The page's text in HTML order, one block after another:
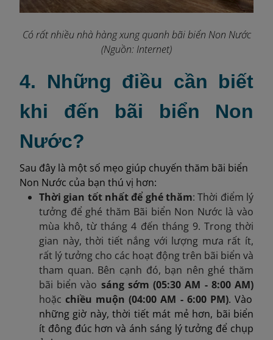
Có rất nhiều nhà hàng xung quanh bãi biển Non Nước
(Nguồn: Internet)
4. Những điều cần biết
khi đến bãi biển Non
Nước?
Sau đây là một số mẹo giúp chuyến thăm bãi biển
Non Nước của bạn thú vị hơn:
Thời gian tốt nhất để ghé thăm: Thời điểm lý
tưởng để ghé thăm Bãi biển Non Nước là vào
mùa khô, từ tháng 4 đến tháng 9. Trong thời
gian này, thời tiết nắng với lượng mưa rất ít,
rất lý tưởng cho các hoạt động trên bãi biển và
tham quan.​ Bên cạnh đó, bạn nên ghé thăm
bãi biển vào sáng sớm (05:30 AM - 8:00 AM)
hoặcchiều muộn (04:00 AM - 6:00 PM). Vào
những giờ này, thời tiết mát mẻ hơn, bãi biển
ít đông đúc hơn và ánh sáng lý tưởng để chụp